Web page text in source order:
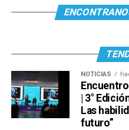
NOTICIAS
| 3°
Las
futuro”